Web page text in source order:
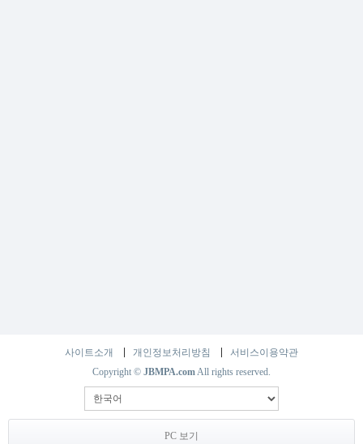
사이트소개 개인정보처리방침
서비스이용약관
Copyright © JBMPA.comAll rights reserved.
PC 보기